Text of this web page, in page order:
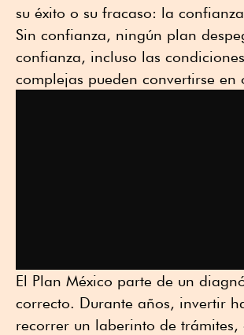
su éxito o su fracaso: la
Sin confianza, ningún plan
confianza, incluso las
complejas pueden convertirse en
El Plan México parte de un
correcto. Durante años, invertir
recorrer un laberinto de trámites,